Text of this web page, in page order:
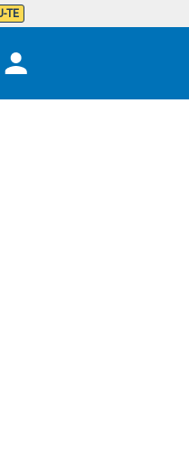
TE